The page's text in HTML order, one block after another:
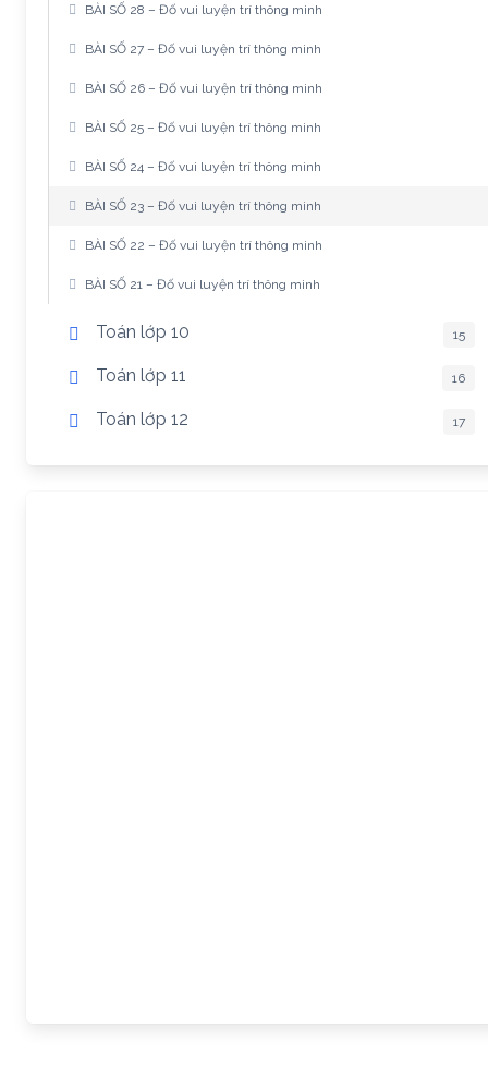
BÀI SỐ 28 – Đố vui luyện trí thông minh
BÀI SỐ 27 – Đố vui luyện trí thông minh
BÀI SỐ 26 – Đố vui luyện trí thông minh
BÀI SỐ 25 – Đố vui luyện trí thông minh
BÀI SỐ 24 – Đố vui luyện trí thông minh
BÀI SỐ 23 – Đố vui luyện trí thông minh
BÀI SỐ 22 – Đố vui luyện trí thông minh
BÀI SỐ 21 – Đố vui luyện trí thông minh
Toán lớp 10 15
Toán lớp 11 16
Toán lớp 12 17